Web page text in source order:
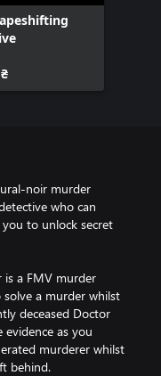
noir murder
who can
to unlock secret
is a FMV murder
a murder whilst
deceased Doctor
as you
murderer whilst
behind.